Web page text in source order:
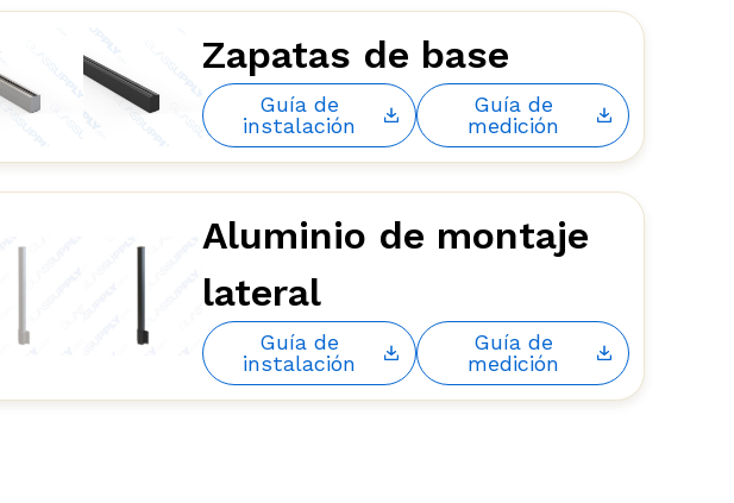
Zapatas de base
Guía de
instalación
Guía de
medición
Aluminio de montaje
lateral
Guía de
instalación
Guía de
medición